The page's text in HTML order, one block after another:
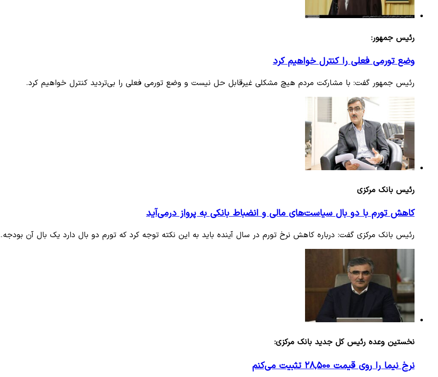
رئیس جمهور:
وضع تورمی فعلی را کنترل خواهیم کرد
رئیس جمهور گفت: با مشارکت مردم هیچ مشکلی غیرقابل حل نیست و وضع تورمی فعلی را بی‌تردید کنترل خواهیم کرد.
رئیس بانک مرکزی
کاهش تورم با دو بال سیاست‌های مالی و انضباط بانکی به پرواز درمی‌آید
رئیس بانک مرکزی گفت: درباره کاهش نرخ تورم در سال آینده باید به این نکته توجه کرد که تورم دو بال دارد یک بال آن
نخستین وعده رئیس کل جدید بانک مرکزی:
نرخ نیما را روی قیمت ۲۸,۵۰۰ تثبیت می‌کنم